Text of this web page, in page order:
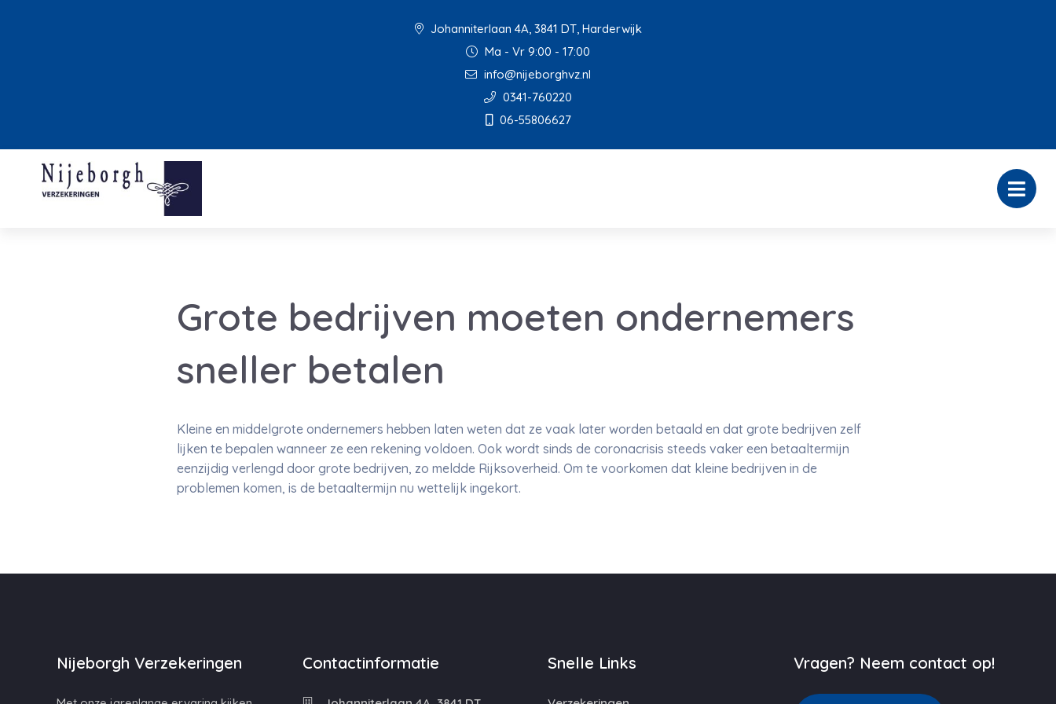
Johanniterlaan 4A, 3841 DT, Harderwijk
Ma - Vr 9:00 - 17:00
info@nijeborghvz.nl
0341-760220
06-55806627
Grote bedrijven moeten ondernemers
sneller betalen
Kleine en middelgrote ondernemers hebben laten weten dat ze vaak later worden betaald en dat grote bedrijven zelf
lijken te bepalen wanneer ze een rekening voldoen. Ook wordt sinds de coronacrisis steeds vaker een betaaltermijn
eenzijdig verlengd door grote bedrijven, zo meldde Rijksoverheid. Om te voorkomen dat kleine bedrijven in de
problemen komen, is de betaaltermijn nu wettelijk ingekort.
Nijeborgh Verzekeringen Contactinformatie Snelle Links Vragen? Neem contact op!